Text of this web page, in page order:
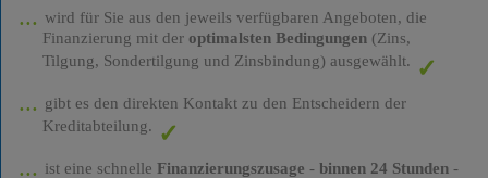
wird für Sie aus den jeweils verfügbaren Angeboten, die
Finanzierung mit der optimalsten Bedingungen(Zins,
Tilgung, Sondertilgung und Zinsbindung) ausgewählt.
gibt es den direkten Kontakt zu den Entscheidern der
Kreditabteilung.
ist eine schnelle Finanzierungszusage - binnen 24 Stunden-